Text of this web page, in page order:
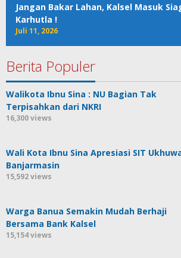
Jangan Bakar Lahan, Kalsel Masuk
Karhutla !
Juli 11, 2026
Berita Populer
Walikota Ibnu Sina : NU Bagian Tak
Terpisahkan dari NKRI
16,300 views
Wali Kota Ibnu Sina Apresiasi SIT
Banjarmasin
15,592 views
Warga Banua Semakin Mudah Berhaji
Bersama Bank Kalsel
15,154 views